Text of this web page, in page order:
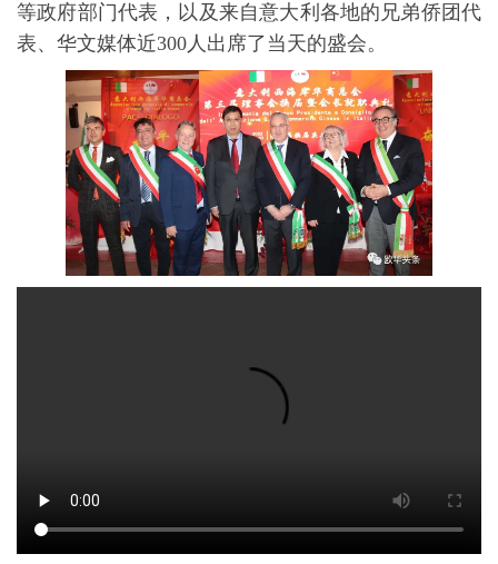
等政府部门代表，以及来自意大利各地的兄弟侨团代
表、华文媒体近300人出席了当天的盛会。